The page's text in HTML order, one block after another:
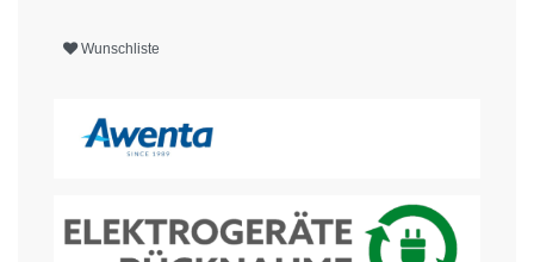
Wunschliste